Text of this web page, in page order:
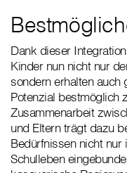
Dank dieser
Kinder nun nicht nur
sondern erhalten auch
Potenzial bestmöglich
Zusammenarbeit
und Eltern trägt dazu
Bedürfnissen nicht
Schulleben